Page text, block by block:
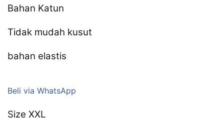
Bahan Katun
Tidak mudah kusut
bahan elastis
Beli via WhatsApp
Size XXL